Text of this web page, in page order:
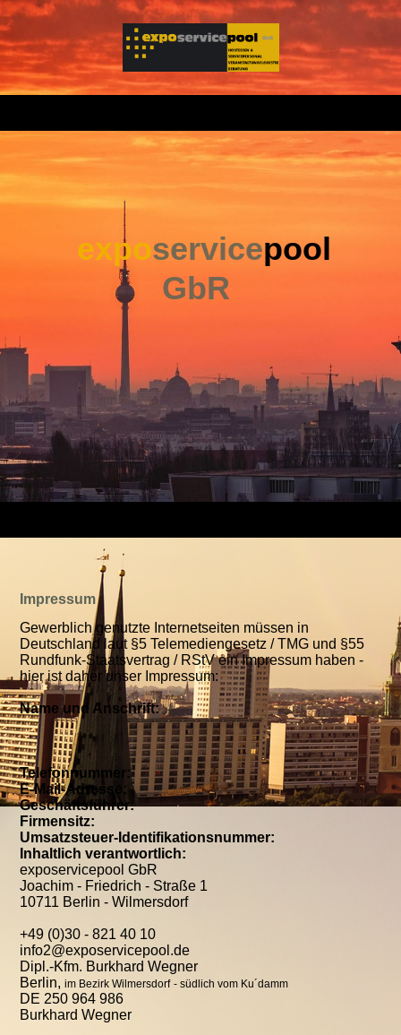
exposervicepool
GbR
Impressum
Gewerblich genutzte Internetseiten müssen in
Deutschland laut §5 Telemediengesetz / TMG und §55
Rundfunk-Staatsvertrag / RStV ein Impressum haben -
hier ist daher unser Impressum:
Name und Anschrift:
Telefonnummer:
E-Mail-Adresse:
Geschäftsführer:
Firmensitz:
Umsatzsteuer-Identifikationsnummer:
Inhaltlich verantwortlich:
exposervicepool GbR
Joachim - Friedrich - Straße 1
10711 Berlin - Wilmersdorf
+49 (0)30 - 821 40 10
info2@exposervicepool.de
Dipl.-Kfm. Burkhard Wegner
Berlin,im Bezirk Wilmersdorf - südlich vom Ku´damm
DE 250 964 986
Burkhard Wegner